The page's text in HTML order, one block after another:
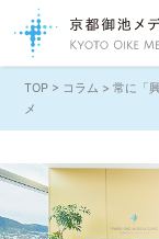
TOP > コラム > 常に「
メ